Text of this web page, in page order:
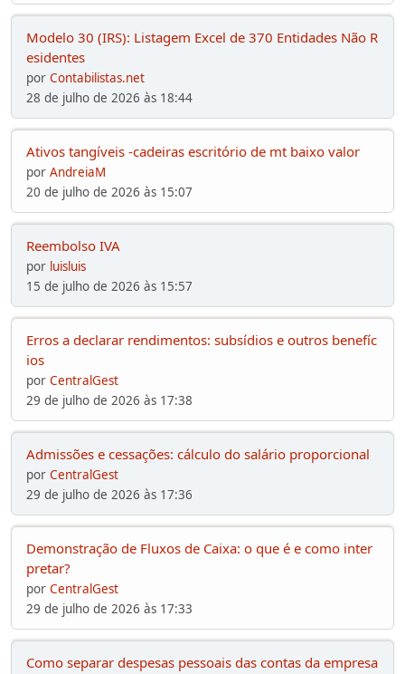
Modelo 30 (IRS): Listagem Excel de 370 Entidades Não R
esidentes
por Contabilistas.net
28 de julho de 2026 às 18:44
Ativos tangíveis -cadeiras escritório de mt baixo valor
por AndreiaM
20 de julho de 2026 às 15:07
Reembolso IVA
por luisluis
15 de julho de 2026 às 15:57
Erros a declarar rendimentos: subsídios e outros benefíc
ios
por CentralGest
29 de julho de 2026 às 17:38
Admissões e cessações: cálculo do salário proporcional
por CentralGest
29 de julho de 2026 às 17:36
Demonstração de Fluxos de Caixa: o que é e como inter
pretar?
por CentralGest
29 de julho de 2026 às 17:33
Como separar despesas pessoais das contas da empresa